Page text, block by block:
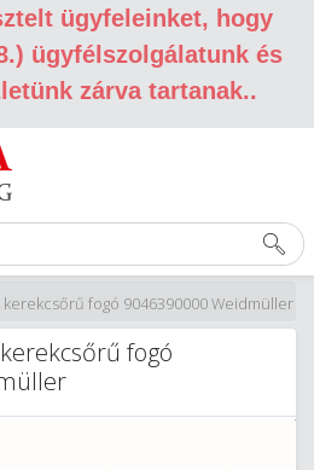
ügyfeleinket, hogy
ügyfélszolgálatunk és
zárva tartanak..
kerekcsőrű fogó 9046390000 Weidmüller
fogó